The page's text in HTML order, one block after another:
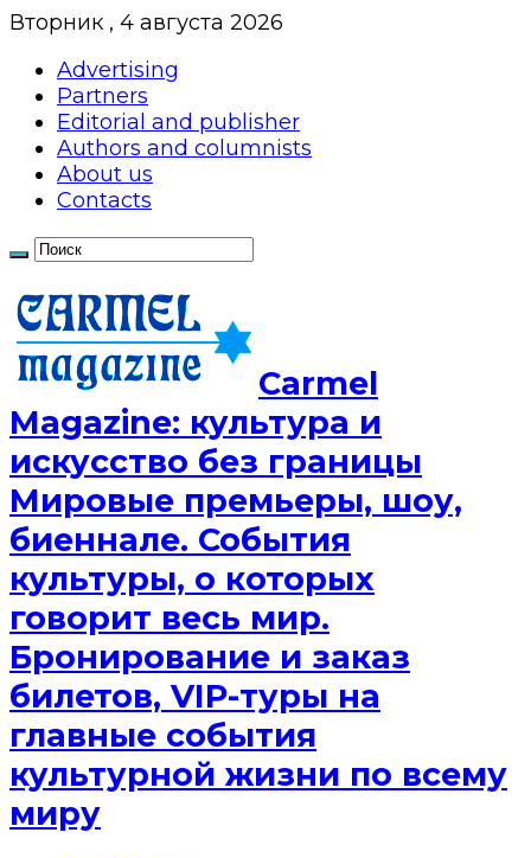
Вторник , 4 августа 2026
Advertising
Partners
Editorial and publisher
Authors and columnists
About us
Contacts
Сarmel
Magazine: культура и
искусство без границы
Мировые премьеры, шоу,
биеннале. События
культуры, о которых
говорит весь мир.
Бронирование и заказ
билетов, VIP-туры на
главные события
культурной жизни по всему
миру